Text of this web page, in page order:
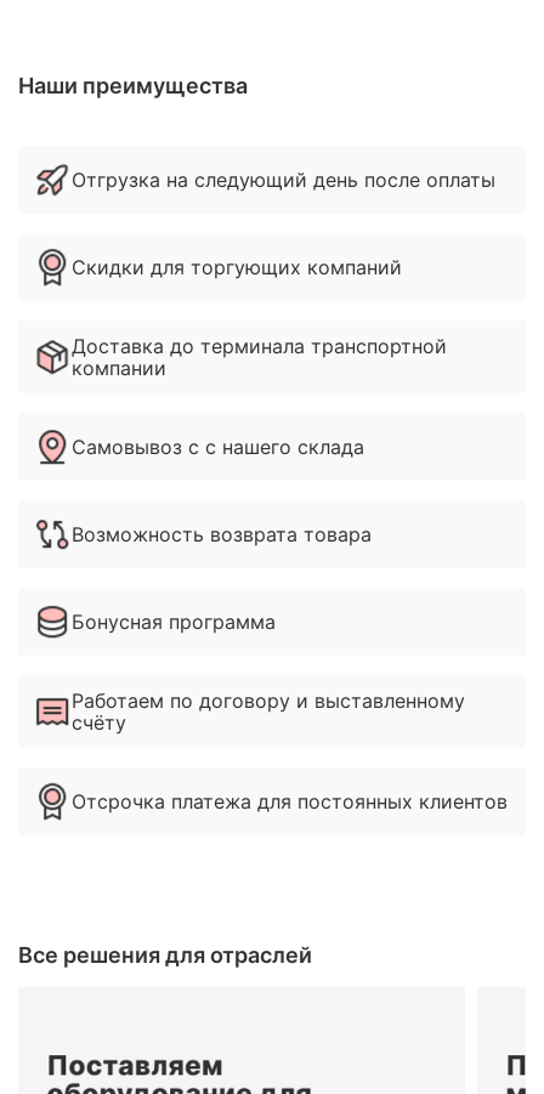
Наши преимущества
Отгрузка на следующий день после оплаты
Скидки для торгующих компаний
Доставка до терминала транспортной
компании
Самовывоз с с нашего склада
Возможность возврата товара
Бонусная программа
Работаем по договору и выставленному
счёту
Отсрочка платежа для постоянных клиентов
Все решения для отраслей